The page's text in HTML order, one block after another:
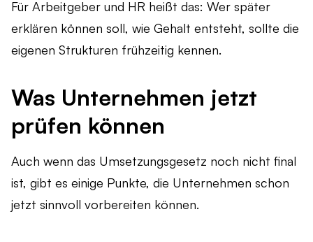
Für Arbeitgeber und HR heißt das: Wer später
erklären können soll, wie Gehalt entsteht, sollte die
eigenen Strukturen frühzeitig kennen.
Was Unternehmen jetzt
prüfen können
Auch wenn das Umsetzungsgesetz noch nicht final
ist, gibt es einige Punkte, die Unternehmen schon
jetzt sinnvoll vorbereiten können.